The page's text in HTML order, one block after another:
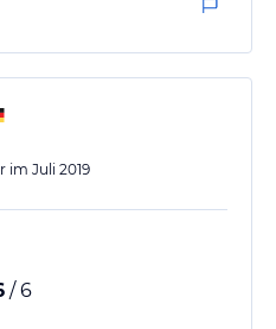
im Juli 2019
/ 6